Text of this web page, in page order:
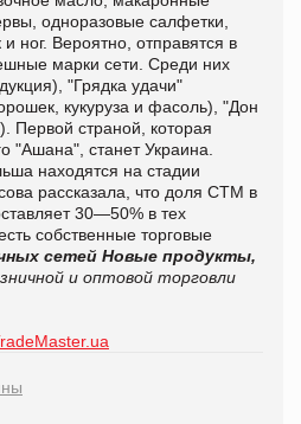
одноразовые салфетки,
ног. Вероятно, отправятся в
марки сети. Среди них
"Грядка удачи"
кукуруза и фасоль), "Дон
Первой страной, которая
"Ашана", станет Украина.
находятся на стадии
рассказала, что доля СТМ в
30—50% в тех
собственные торговые
сетей Новые продукты,
и оптовой торговли